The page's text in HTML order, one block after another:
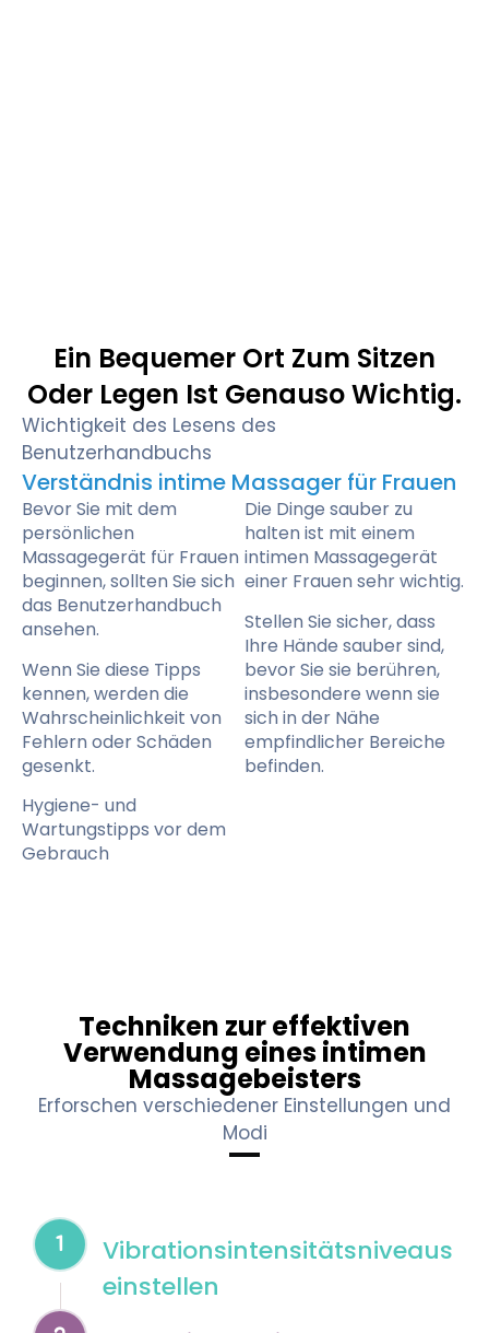
Ein Bequemer Ort Zum Sitzen
Oder Legen Ist Genauso Wichtig.
Wichtigkeit des Lesens des
Benutzerhandbuchs
Verständnis intime Massager für Frauen
Bevor Sie mit dem
persönlichen
Massagegerät für Frauen
beginnen, sollten Sie sich
das Benutzerhandbuch
ansehen.
Wenn Sie diese Tipps
kennen, werden die
Wahrscheinlichkeit von
Fehlern oder Schäden
gesenkt.
Hygiene- und
Wartungstipps vor dem
Gebrauch
Die Dinge sauber zu
halten ist mit einem
intimen Massagegerät
einer Frauen sehr wichtig.
Stellen Sie sicher, dass
Ihre Hände sauber sind,
bevor Sie sie berühren,
insbesondere wenn sie
sich in der Nähe
empfindlicher Bereiche
befinden.
Techniken zur effektiven
Verwendung eines intimen
Massagebeisters
Erforschen verschiedener Einstellungen und
Modi
1
Vibrationsintensitätsniveaus
einstellen